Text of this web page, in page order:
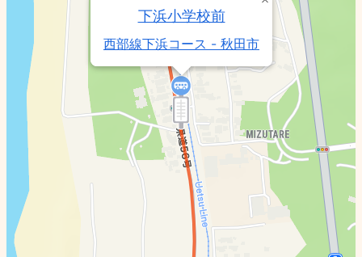
下浜小学校前
西部線下浜コース - 秋田市